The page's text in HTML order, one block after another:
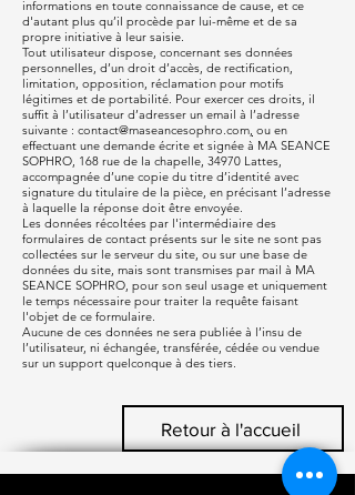
informations en toute connaissance de cause, et ce
d'autant plus qu’il procède par lui-même et de sa
propre initiative à leur saisie.
Tout utilisateur dispose, concernant ses données
personnelles, d’un droit d’accès, de rectification,
limitation, opposition, réclamation pour motifs
légitimes et de portabilité. Pour exercer ces droits, il
suffit à l’utilisateur d’adresser un email à l’adresse
suivante : contact@maseancesophro.com, ou en
effectuant une demande écrite et signée à MA SEANCE
SOPHRO, 168 rue de la chapelle, 34970 Lattes,
accompagnée d’une copie du titre d’identité avec
signature du titulaire de la pièce, en précisant l’adresse
à laquelle la réponse doit être envoyée.
Les données récoltées par l'intermédiaire des
formulaires de contact présents sur le site ne sont pas
collectées sur le serveur du site, ou sur une base de
données du site, mais sont transmises par mail à MA
SEANCE SOPHRO, pour son seul usage et uniquement
le temps nécessaire pour traiter la requête faisant
l'objet de ce formulaire.
Aucune de ces données ne sera publiée à l’insu de
l’utilisateur, ni échangée, transférée, cédée ou vendue
sur un support quelconque à des tiers.
Retour à l'accueil